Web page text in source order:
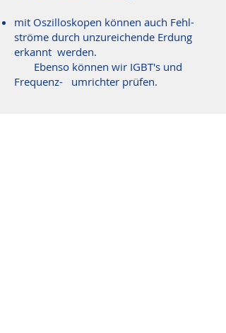
mit Oszilloskopen können auch Fehl-
ströme durch unzureichende Erdung
erkannt werden.
Ebenso können wir IGBT's und
Frequenz- umrichter prüfen.